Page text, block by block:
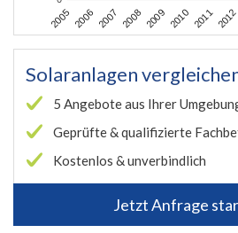
2005 2006 2007 2008 2009 2010 2011 2012
Solaranlagen
5 Angebote aus Ihrer
Geprüfte & qualifizierte
Kostenlos & unverbindlich
Jetzt Anfrage